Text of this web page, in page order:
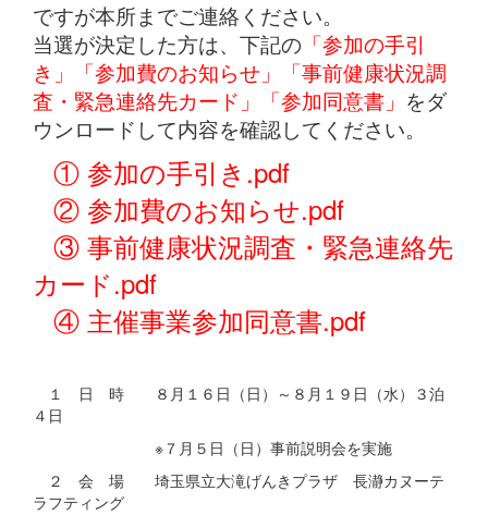
ですが本所までご連絡ください。
当選が決定した方は、下記の 「参加の手引
き」「参加費のお知らせ」「事前健康状況調
査・緊急連絡先カード」「参加同意書」 をダ
ウンロードして内容を確認してください。
① 参加の手引き.pdf
② 参加費のお知らせ.pdf
③ 事前健康状況調査・緊急連絡先
カード.pdf
④ 主催事業参加同意書.pdf
１ 日 時 ８月１６日（日）～８月１９日（水）３泊
４日
※７月５日（日）事前説明会を実施
２ 会 場 埼玉県立大滝げんきプラザ 長瀞カヌーテ
ラフティング